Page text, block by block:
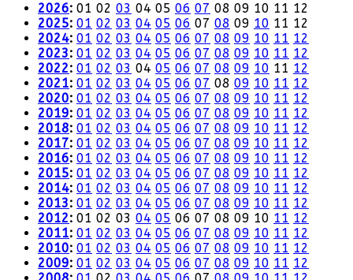
2026: 01 02 03 04 05 06 07 08 09 10 11 12
2025: 01 02 03 04 05 06 07 08 09 10 11 12
2024: 01 02 03 04 05 06 07 08 09 10 11 12
2023: 01 02 03 04 05 06 07 08 09 10 11 12
2022: 01 02 03 04 05 06 07 08 09 10 11 12
2021: 01 02 03 04 05 06 07 08 09 10 11 12
2020: 01 02 03 04 05 06 07 08 09 10 11 12
2019: 01 02 03 04 05 06 07 08 09 10 11 12
2018: 01 02 03 04 05 06 07 08 09 10 11 12
2017: 01 02 03 04 05 06 07 08 09 10 11 12
2016: 01 02 03 04 05 06 07 08 09 10 11 12
2015: 01 02 03 04 05 06 07 08 09 10 11 12
2014: 01 02 03 04 05 06 07 08 09 10 11 12
2013: 01 02 03 04 05 06 07 08 09 10 11 12
2012: 01 02 03 04 05 06 07 08 09 10 11 12
2011: 01 02 03 04 05 06 07 08 09 10 11 12
2010: 01 02 03 04 05 06 07 08 09 10 11 12
2009: 01 02 03 04 05 06 07 08 09 10 11 12